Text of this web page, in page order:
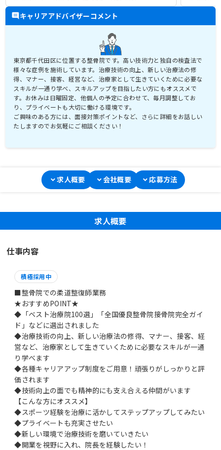
キャリアアドバイザーコメント
東京都千代田区に位置する整骨院です。高い技術力と独自の検査法で
様々な症例を施術しています。治療技術の向上、新しい治療法の修
得、マナー、接客、経営など、治療家として生きていくために必要な
スキルが一通り学べ、スキルアップを目指したい方にもオススメで
す。お休みは日曜固定、他個人の予定に合わせて、毎月調整してお
り、プライベートも大切に働ける環境です。
ご興味のある方には、面接対策ポイントなど、さらに詳細をお話しい
たしますのでお気軽にご相談ください！
求人概要 会社概要 応募方法
求人概要
仕事内容
積極採用中
■整骨院での柔道整復師業務
★おすすめPOINT★
◆「ベスト治療院100選」「全国優良整骨院接骨院完全ガイ
ド」などに選出されました
◆治療技術の向上、新しい治療法の修得、マナー、接客、経
営など、治療家として生きていくために必要なスキルが一通
り学べます
◆各種キャリアアップ制度をご用意！頑張りがしっかりと評
価されます
◆技術向上の面でも精神的にも支え合える仲間がいます
【こんな方にオススメ】
◆スポーツ経験を治療に活かしてステップアップしてみたい
◆プライベートも充実させたい
◆新しい環境で治療技術を磨いていきたい
◆開業を視野に入れ、院長を経験したい！